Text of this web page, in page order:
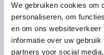
We gebruiken cookies om
personaliseren, om
en om ons
informatie over uw
partners voor social
PRODUCT DETAILS